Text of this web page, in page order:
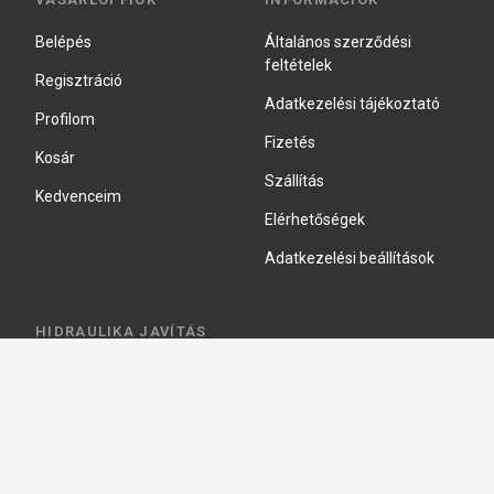
Belépés
Regisztráció
Profilom
Kosár
Kedvenceim
Általános szerződési
feltételek
Adatkezelési tájékoztató
Fizetés
Szállítás
Elérhetőségek
Adatkezelési beállítások
HIDRAULIKA JAVÍTÁS